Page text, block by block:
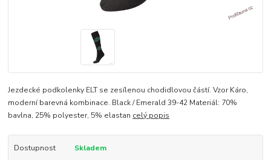
Jezdecké podkolenky ELT se zesílenou chodidlovou částí. Vzor Káro,
moderní barevná kombinace. Black / Emerald 39-42 Materiál: 70%
bavlna, 25% polyester, 5% elastan celý popis
Dostupnost
Skladem